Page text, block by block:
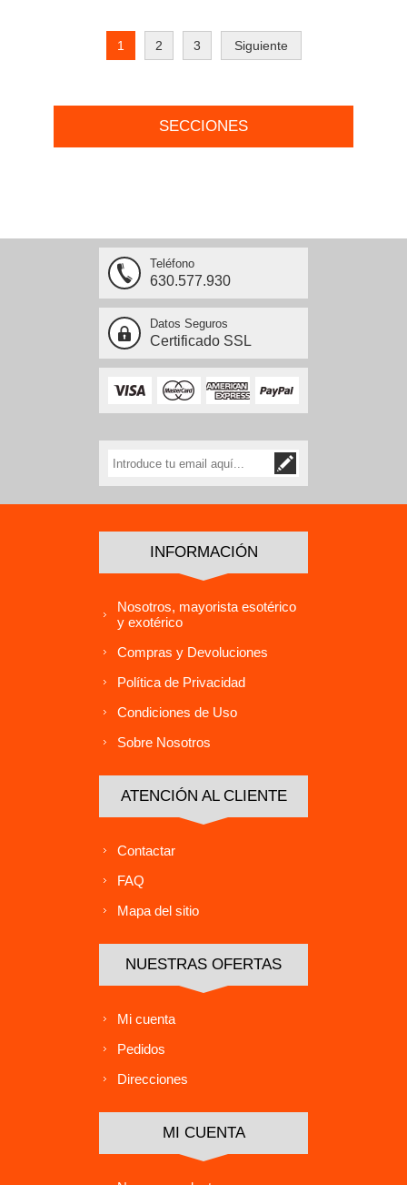
1 2 3 Siguiente
SECCIONES
Teléfono
630.577.930
Datos Seguros
Certificado SSL
INFORMACIÓN
Nosotros, mayorista esotérico
y exotérico
Compras y Devoluciones
Política de Privacidad
Condiciones de Uso
Sobre Nosotros
ATENCIÓN AL CLIENTE
Contactar
FAQ
Mapa del sitio
NUESTRAS OFERTAS
Mi cuenta
Pedidos
Direcciones
MI CUENTA